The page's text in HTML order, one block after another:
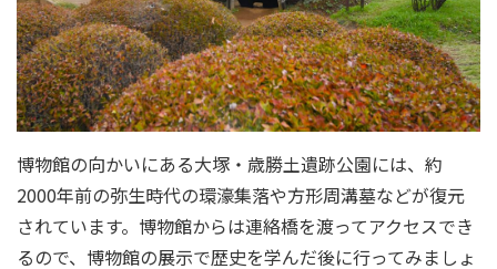
博物館の向かいにある大塚・歳勝土遺跡公園には、約
2000年前の弥生時代の環濠集落や方形周溝墓などが復元
されています。博物館からは連絡橋を渡ってアクセスでき
るので、博物館の展示で歴史を学んだ後に行ってみましょ